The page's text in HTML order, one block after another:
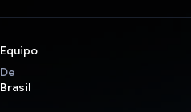
Equipo
De
Brasil